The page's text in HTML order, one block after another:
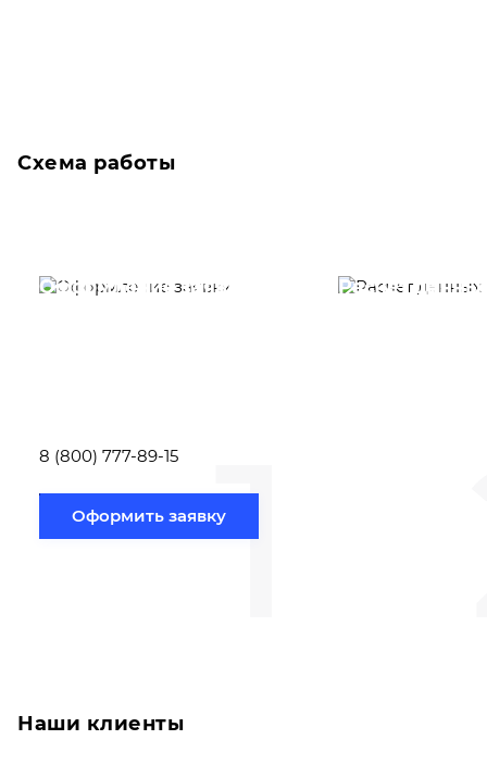
Схема работы
1
Оформление заявки
8 (800) 777-89-15
Оформить заявку
Расчет
Наши клиенты